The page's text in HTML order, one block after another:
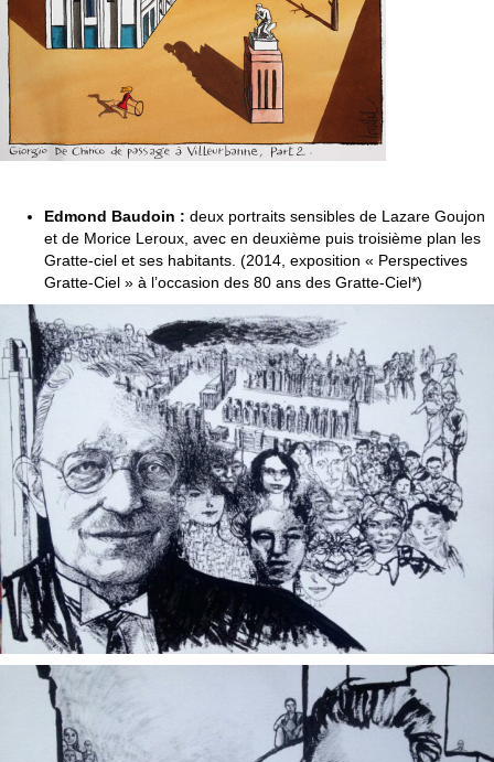
Edmond Baudoin : deux portraits sensibles de Lazare Goujon
et de Morice Leroux, avec en deuxième puis troisième plan les
Gratte-ciel et ses habitants. (2014, exposition « Perspectives
Gratte-Ciel » à l’occasion des 80 ans des Gratte-Ciel*)